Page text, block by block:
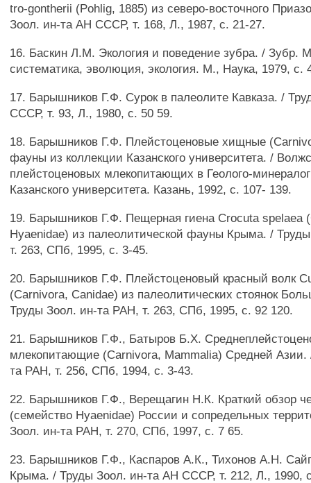
tro-gontherii (Pohlig, 1885) из северо-восточного
Зоол. ин-та АН СССР, т. 168, Л., 1987, с. 21-27.
16. Баскин Л.М. Экология и поведение зубра. / Зубр.
систематика, эволюция, экология. М., Наука, 1979,
17. Барышников Г.Ф. Сурок в палеолите Кавказа. /
СССР, т. 93, Л., 1980, с. 50 59.
18. Барышников Г.Ф. Плейстоценовые хищные
фауны из коллекции Казанского университета. /
плейстоценовых млекопитающих в Геолого-
Казанского университета. Казань, 1992, с. 107- 139.
19. Барышников Г.Ф. Пещерная гиена Crocuta spelaea
Hyaenidae) из палеолитической фауны Крыма. /
т. 263, СПб, 1995, с. 3-45.
20. Барышников Г.Ф. Плейстоценовый красный волк
(Carnivora, Canidae) из палеолитических стоянок
Труды Зоол. ин-та РАН, т. 263, СПб, 1995, с. 92 120.
21. Барышников Г.Ф., Батыров Б.Х.
млекопитающие (Carnivora, Mammalia) Средней
та РАН, т. 256, СПб, 1994, с. 3-43.
22. Барышников Г.Ф., Верещагин Н.К. Краткий обзор
(семейство Hyaenidae) России и сопредельных
Зоол. ин-та РАН, т. 270, СПб, 1997, с. 7 65.
23. Барышников Г.Ф., Каспаров А.К., Тихонов А.Н.
Крыма. / Труды Зоол. ин-та АН СССР, т. 212, Л., 1990,